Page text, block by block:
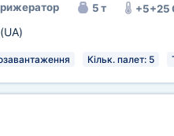
5 т +5+25
(UA)
Кільк. палет: 5